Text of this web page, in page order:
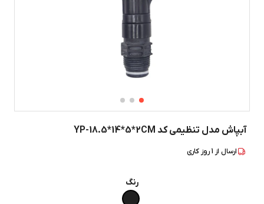
آبپاش مدل تنظیمی کد YP-18.5*14*5*2CM
ارسال از 1روز کاری
رنگ